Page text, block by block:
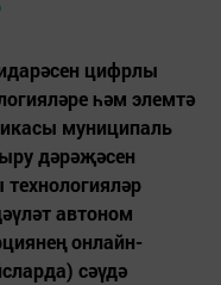
цифрлы
һәм элемтә
муниципаль
дәрәҗәсен
автоном
онлайн-
сәүдә